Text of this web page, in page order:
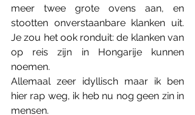
meer twee grote ovens aan, en
stootten onverstaanbare klanken uit.
Je zou het ook ronduit: de klanken van
op reis zijn in Hongarije kunnen
noemen.
Allemaal zeer idyllisch maar ik ben
hier rap weg, ik heb nu nog geen zin in
mensen.